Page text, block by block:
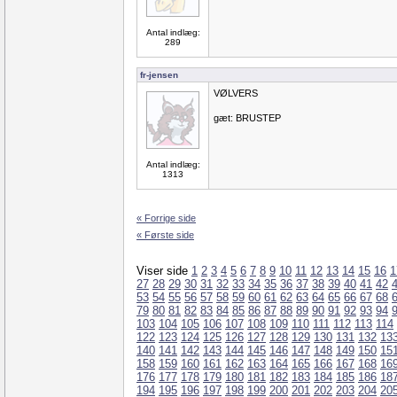
Antal indlæg:
289
fr-jensen
Antal indlæg:
1313
VØLVERS
gæt: BRUSTEP
« Forrige side
« Første side
Viser side 1 2 3 4 5 6 7 8 9 10 11 12 13 14 15 16
27 28 29 30 31 32 33 34 35 36 37 38 39 40 41 42
53 54 55 56 57 58 59 60 61 62 63 64 65 66 67 68
79 80 81 82 83 84 85 86 87 88 89 90 91 92 93 94
103 104 105 106 107 108 109 110 111 112 113 114
122 123 124 125 126 127 128 129 130 131 132
140 141 142 143 144 145 146 147 148 149 150
158 159 160 161 162 163 164 165 166 167 168
176 177 178 179 180 181 182 183 184 185 186
194 195 196 197 198 199 200 201 202 203 204